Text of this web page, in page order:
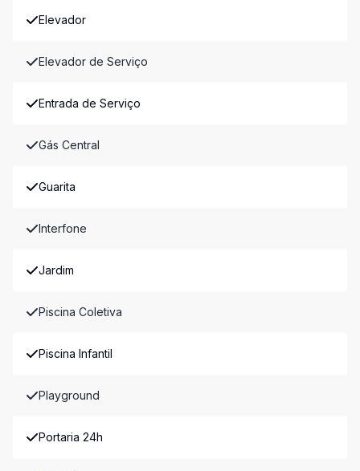
Elevador
Elevador de Serviço
Entrada de Serviço
Gás Central
Guarita
Interfone
Jardim
Piscina Coletiva
Piscina Infantil
Playground
Portaria 24h